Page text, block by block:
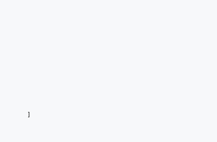
    ]